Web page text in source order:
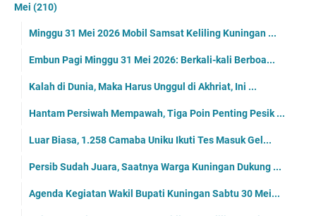
Mei (210)
Minggu 31 Mei 2026 Mobil Samsat Keliling Kuningan ...
Embun Pagi Minggu 31 Mei 2026: Berkali-kali Berboa...
Kalah di Dunia, Maka Harus Unggul di Akhriat, Ini ...
Hantam Persiwah Mempawah, Tiga Poin Penting Pesik ...
Luar Biasa, 1.258 Camaba Uniku Ikuti Tes Masuk Gel...
Persib Sudah Juara, Saatnya Warga Kuningan Dukung ...
Agenda Kegiatan Wakil Bupati Kuningan Sabtu 30 Mei...